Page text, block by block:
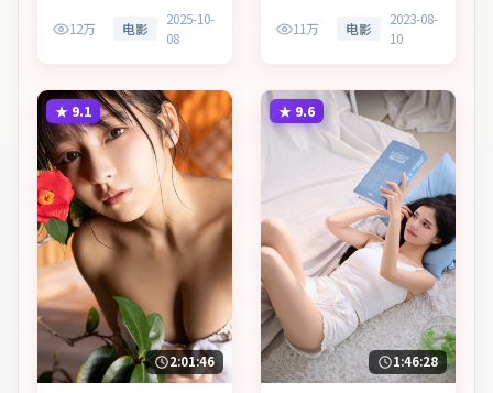
犯罪作品。在春运与归乡的
旅途中，叙事围绕人物抉择
人的心结与和解。主演以细
腻表演撑起情感层次，兼顾
观赏性与现实意义。
12万 电影
2025-10-
08
11万 电影
2023-08-
10
★ 9.1
2:01:46
★ 9.6
1:46:28